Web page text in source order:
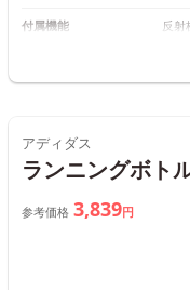
付属機能 反
アディダス
ランニングボト
参考価格 3,839円